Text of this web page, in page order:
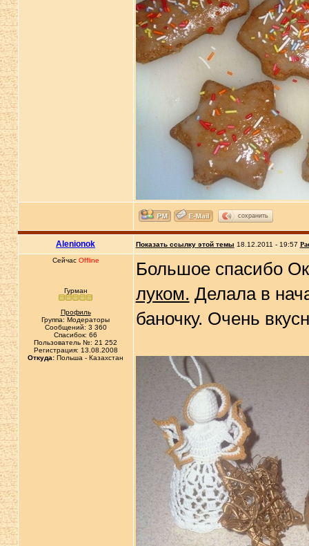
сохранить
Alenionok Показать ссылку этой темы 18.12.2011 - 19:57
Сейчас Offline
Гурман
Профиль
Группа: Модераторы
Сообщений: 3 360
Спасибок: 66
Пользователь №: 21 252
Регистрация: 13.08.2008
Откуда: Польша - Казахстан
Большое спасибо
луком. Делала в
баночку. Очень